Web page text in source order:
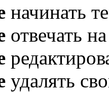
начинать
отвечать
удалять